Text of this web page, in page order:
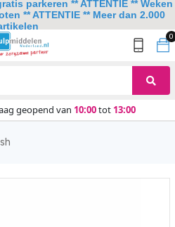
0
geopend van 10:00tot 13:00
parkeren ** ATTENTIE ** Weken
** ATTENTIE ** Meer dan 2.000